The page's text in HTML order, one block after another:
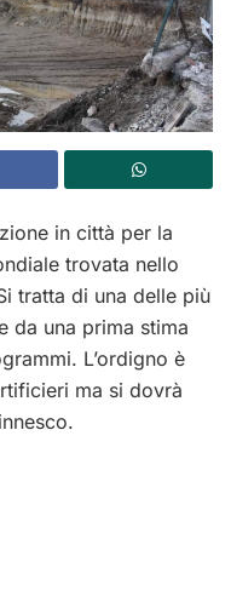
in città per la
trovata nello
tratta di una delle più
da una prima stima
L’ordigno è
ma si dovrà